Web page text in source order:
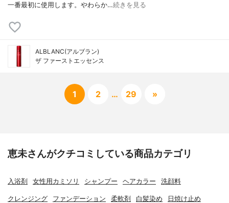
一番最初に使用します。やわらか…続きを見る
ALBLANC(アルブラン)
ザ ファーストエッセンス
1 2 … 29 »
恵未さんがクチコミしている商品カテゴリ
入浴剤 女性用カミソリ シャンプー ヘアカラー 洗顔料
クレンジング ファンデーション 柔軟剤 白髪染め 日焼け止め